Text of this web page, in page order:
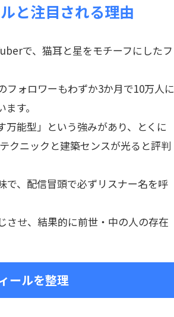
と注目される理由
で、猫耳と星をモチーフにしたフ
ォロワーもわずか3か月で10万人に
す。
能型」という強みがあり、とくに
クニックと建築センスが光ると評判
で、配信冒頭で必ずリスナー名を呼
させ、結果的に前世・中の人の存在
ールを整理